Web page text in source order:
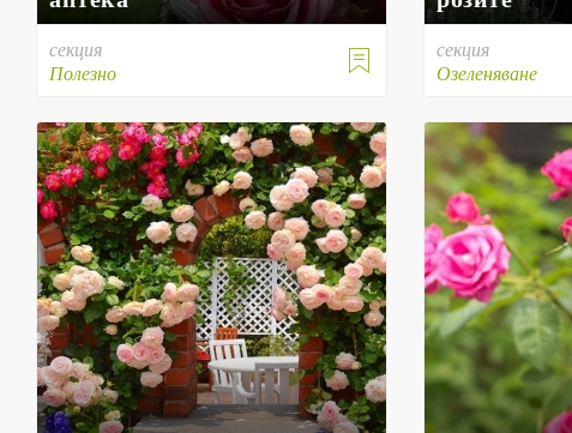

секция
Полезно
секция
Озеленяване